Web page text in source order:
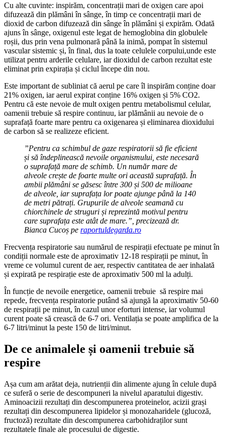
Cu alte cuvinte: inspirăm, concentrații mari de oxigen care apoi
difuzează din plămâni în sânge, în timp ce concentrații mari de
dioxid de carbon difuzează din sânge în plămâni și expirăm. Odată
ajuns în sânge, oxigenul este legat de hemoglobina din globulele
roșii, dus prin vena pulmonară până la inimă, pompat în sistemul
vascular sistemic și, în final, dus la toate celulele corpului,unde este
utilizat pentru arderile celulare, iar dioxidul de carbon rezultat este
eliminat prin expirația și ciclul începe din nou.
Este important de subliniat că aerul pe care îl inspirăm conține doar
21% oxigen, iar aerul expirat conține 16% oxigen și 5% CO2.
Pentru că este nevoie de mult oxigen pentru metabolismul celular,
oamenii trebuie să respire continuu, iar plămânii au nevoie de o
suprafață foarte mare pentru ca oxigenarea și eliminarea dioxidului
de carbon să se realizeze eficient.
”Pentru ca schimbul de gaze respiratorii să fie eficient
și să îndeplinească nevoile organismului, este necesară
o suprafață mare de schimb. Un număr mare de
alveole crește de foarte multe ori această suprafață. În
ambii plămâni se găsesc între 300 și 500 de milioane
de alveole, iar suprafața lor poate ajunge până la 140
de metri pătrați. Grupurile de alveole seamană cu
chiorchinele de struguri și reprezintă motivul pentru
care suprafața este atât de mare.”, precizează dr.
Bianca Cucoș pe raportuldegarda.ro
Frecvența respiratorie sau numărul de respirații efectuate pe minut în
condiții normale este de aproximativ 12-18 respirații pe minut, în
vreme ce volumul curent de aer, respectiv cantitatea de aer inhalată
și expirată pe respirație este de aproximativ 500 ml la adulți.
În funcție de nevoile energetice, oamenii trebuie să respire mai
repede, frecvența respiratorie putând să ajungă la aproximativ 50-60
de respirații pe minut, în cazul unor eforturi intense, iar volumul
curent poate să crească de 6-7 ori. Ventilația se poate amplifica de la
6-7 litri/minut la peste 150 de litri/minut.
De ce animalele și oamenii trebuie să
respire
Așa cum am arătat deja, nutrienții din alimente ajung în celule după
ce suferă o serie de descompuneri la nivelul aparatului digestiv.
Aminoacizii rezultați din descompunerea proteinelor, acizii grași
rezultați din descompunerea lipidelor și monozaharidele (glucoză,
fructoză) rezultate din descompunerea carbohidraților sunt
rezultatele finale ale procesului de digestie.